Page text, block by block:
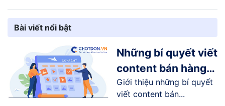
Bài viết nổi bật
Những bí quyết viết
content bán hàng
online trên
Facebook
Giới thiệu những bí quyết
viết content bán...